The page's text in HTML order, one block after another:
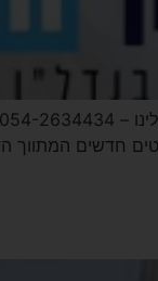
חדשים המתווך